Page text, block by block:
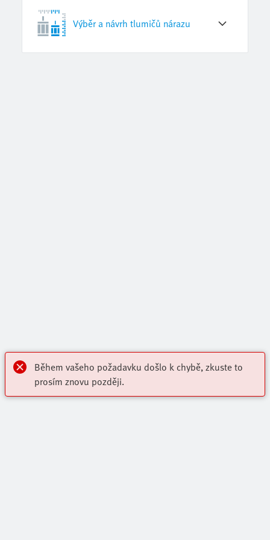
Výběr a návrh tlumičů nárazu
Během vašeho požadavku došlo k chybě, zkuste to
prosím znovu později.